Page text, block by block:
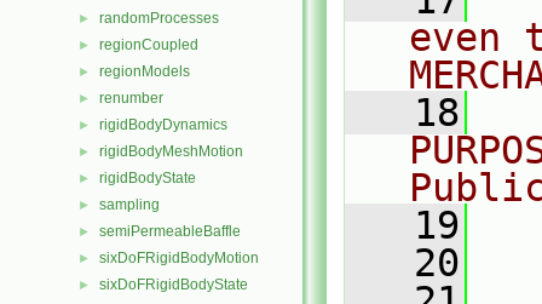
► randomProcesses
► regionCoupled
► regionModels
► renumber
► rigidBodyDynamics
► rigidBodyMeshMotion
► rigidBodyState
► sampling
► semiPermeableBaffle
► sixDoFRigidBodyMotion
► sixDoFRigidBodyState
even
   18
   19
   20